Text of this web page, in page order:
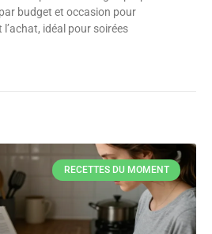
budget et occasion pour
idéal pour soirées
RECETTES DU MOMENT